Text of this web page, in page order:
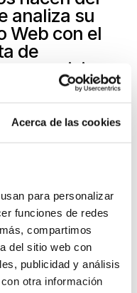
Acerca de las cookies
para personalizar
funciones de redes
compartimos
del sitio web con
publicidad y análisis
otra información
analiza su
Web con el
de
o servicios
mismo.
Son aquéllas
de la forma
caso, el
una página
desde
solicitado
el
frecuencia
los anuncios.